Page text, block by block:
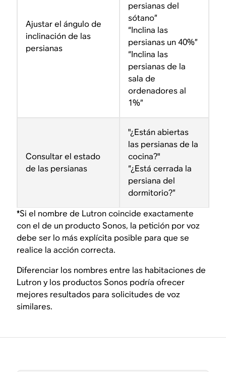
Ajustar el ángulo de
inclinación de las
persianas
persianas del
sótano”
“Inclina las
persianas un 40%”
“Inclina las
persianas de la
sala de
ordenadores al
1%”
Consultar el estado
de las persianas
"¿Están abiertas
las persianas de la
cocina?"
“¿Está cerrada la
persiana del
dormitorio?”
*Si el nombre de Lutron coincide exactamente
con el de un producto Sonos, la petición por voz
debe ser lo más explícita posible para que se
realice la acción correcta.
Diferenciar los nombres entre las habitaciones de
Lutron y los productos Sonos podría ofrecer
mejores resultados para solicitudes de voz
similares.